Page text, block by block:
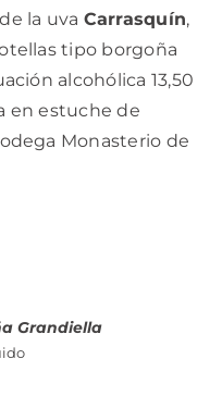
la uva Carrasquín,
tipo borgoña
alcohólica 13,50
en estuche de
Monasterio de
Grandiella